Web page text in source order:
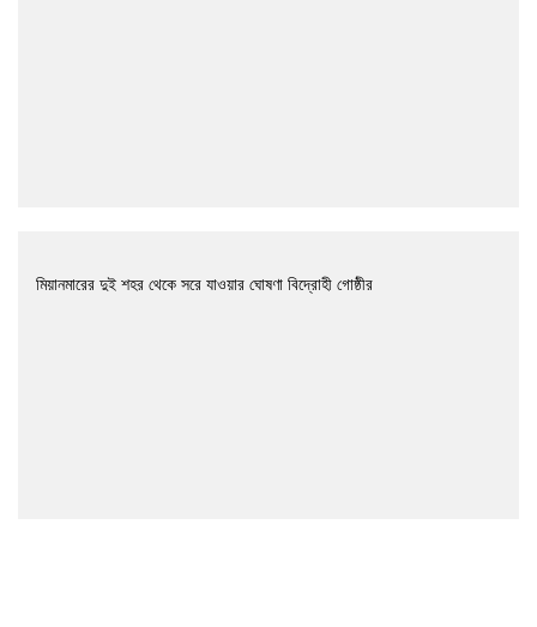
মিয়ানমারের দুই শহর থেকে সরে যাওয়ার ঘোষণা বিদ্রোহী গোষ্ঠীর